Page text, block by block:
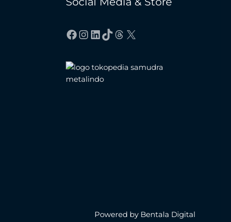
Facebook
Instagram
LinkedIn
TikTok
Threads
X
Powered by Bentala Digital